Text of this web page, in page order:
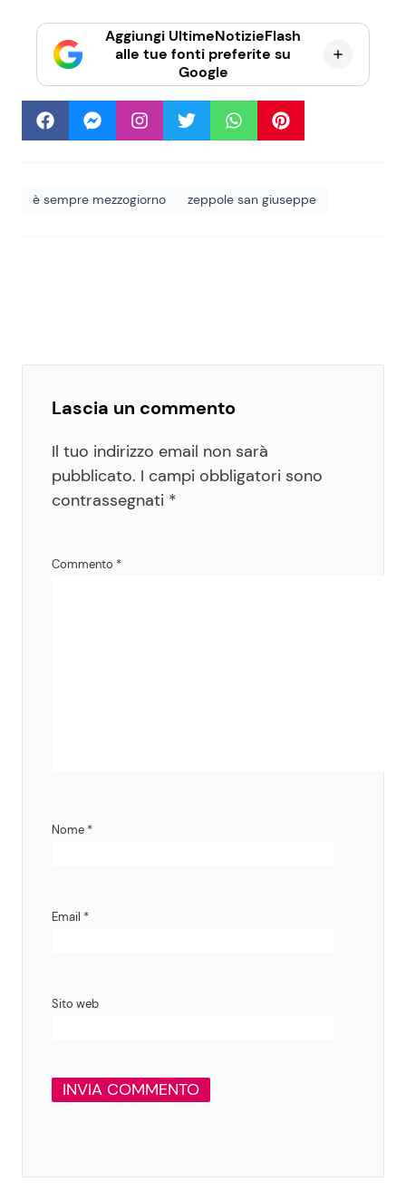
Aggiungi UltimeNotizieFlash
alle tue fonti preferite su
Google
è sempre mezzogiorno zeppole san giuseppe
Lascia un commento
Il tuo indirizzo email non sarà
pubblicato. I campi obbligatori sono
contrassegnati *
Commento *
Nome *
Email *
Sito web